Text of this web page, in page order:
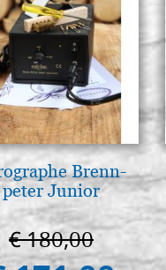
Brenn-
peter Junior
€ 180,00